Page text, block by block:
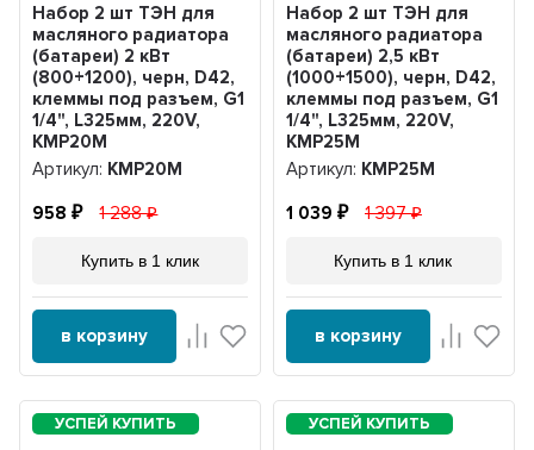
Набор 2 шт ТЭН для
масляного радиатора
(батареи) 2 кВт
(800+1200), черн, D42,
клеммы под разъем, G1
1/4", L325мм, 220V,
KMР20М
Артикул: KMР20М
958 1 288
Купить в 1 клик
в корзину
Набор 2 шт ТЭН для
масляного радиатора
(батареи) 2,5 кВт
(1000+1500), черн, D42,
клеммы под разъем, G1
1/4", L325мм, 220V,
KMР25М
Артикул: KMР25М
1 039 1 397
Купить в 1 клик
в корзину